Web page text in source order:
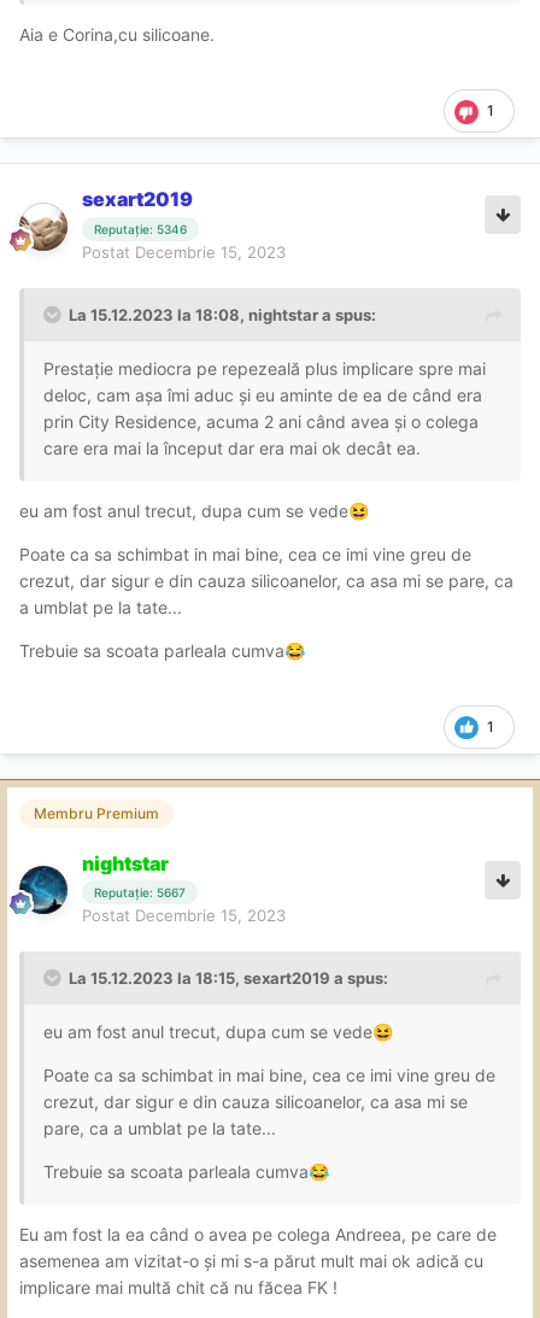
Aia e Corina,cu silicoane.
1
sexart2019
Reputație: 5346
Postat Decembrie 15, 2023
La 15.12.2023 la 18:08, nightstara spus:
Prestație mediocra pe repezeală plus implicare spre mai
deloc, cam așa îmi aduc și eu aminte de ea de când era
prin City Residence, acuma 2 ani când avea și o colega
care era mai la început dar era mai ok decât ea.
eu am fost anul trecut, dupa cum se vede😆
Poate ca sa schimbat in mai bine, cea ce imi vine greu de
crezut, dar sigur e din cauza silicoanelor, ca asa mi se pare, ca
a umblat pe la tate...
Trebuie sa scoata parleala cumva😂
1
Membru Premium
nightstar
Reputație: 5667
Postat Decembrie 15, 2023
La 15.12.2023 la 18:15, sexart2019 a spus:
eu am fost anul trecut, dupa cum se vede😆
Poate ca sa schimbat in mai bine, cea ce imi vine greu de
crezut, dar sigur e din cauza silicoanelor, ca asa mi se
pare, ca a umblat pe la tate...
Trebuie sa scoata parleala cumva😂
Eu am fost la ea când o avea pe colega Andreea, pe care de
asemenea am vizitat-o și mi s-a părut mult mai ok adică cu
implicare mai multă chit că nu făcea FK !